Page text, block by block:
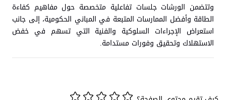
وتتضمن الورشات جلسات تفاعلية متخصصة حول مفاهيم كفاءة
الطاقة وأفضل الممارسات المتبعة في المباني الحكومية، إلى جانب
استعراض الإجراءات السلوكية والفنية التي تسهم في خفض
الاستهلاك وتحقيق وفورات مستدامة.